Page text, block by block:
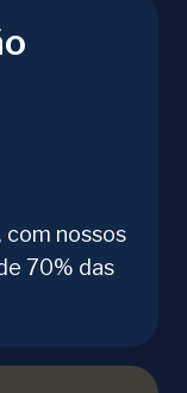
com nossos
70% das